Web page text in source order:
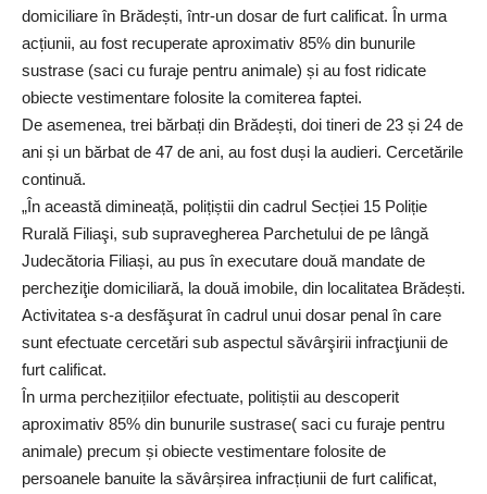
domiciliare în Brădești, într-un dosar de furt calificat. În urma
acțiunii, au fost recuperate aproximativ 85% din bunurile
sustrase (saci cu furaje pentru animale) și au fost ridicate
obiecte vestimentare folosite la comiterea faptei.
De asemenea, trei bărbați din Brădești, doi tineri de 23 și 24 de
ani și un bărbat de 47 de ani, au fost duși la audieri. Cercetările
continuă.
„În această dimineață, polițiștii din cadrul Secției 15 Poliție
Rurală Filiaşi, sub supravegherea Parchetului de pe lângă
Judecătoria Filiași, au pus în executare două mandate de
percheziţie domiciliară, la două imobile, din localitatea Brădești.
Activitatea s-a desfăşurat în cadrul unui dosar penal în care
sunt efectuate cercetări sub aspectul săvârşirii infracţiunii de
furt calificat.
În urma perchezițiilor efectuate, politiștii au descoperit
aproximativ 85% din bunurile sustrase( saci cu furaje pentru
animale) precum și obiecte vestimentare folosite de
persoanele banuite la săvârșirea infracțiunii de furt calificat,